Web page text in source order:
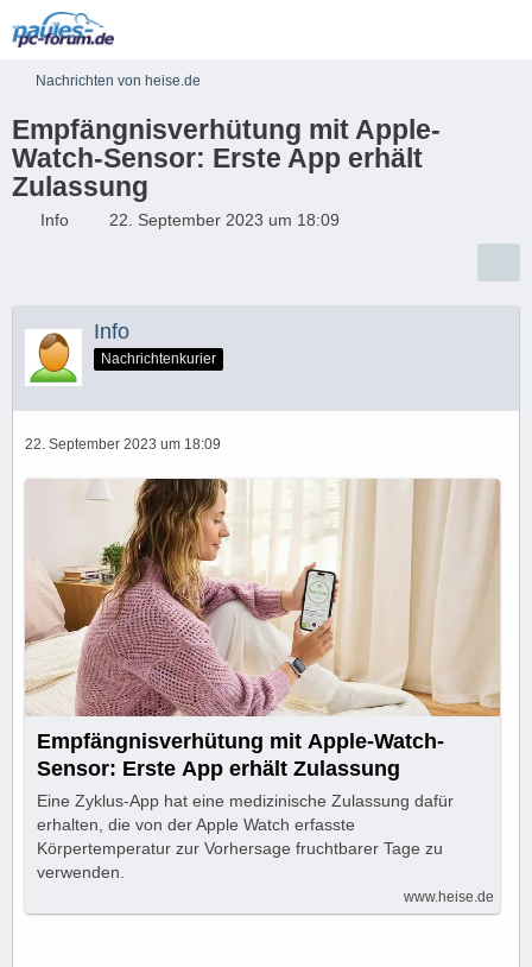
Nachrichten von heise.de
Empfängnisverhütung mit Apple-
Watch-Sensor: Erste App erhält
Zulassung
Info 22. September 2023 um 18:09
Info
Nachrichtenkurier
22. September 2023 um 18:09
Empfängnisverhütung mit Apple-Watch-
Sensor: Erste App erhält Zulassung
Eine Zyklus-App hat eine medizinische Zulassung dafür
erhalten, die von der Apple Watch erfasste
Körpertemperatur zur Vorhersage fruchtbarer Tage zu
verwenden.
www.heise.de